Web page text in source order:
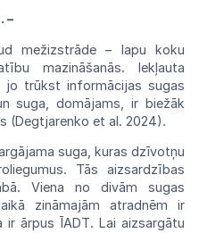
–
mežizstrāde– lapu koku
mazināšanās. Iekļauta
jo trūkst informācijassugas
suga,domājams, ir biežāk
(Degtjarenko et al. 2024).
suga, kuras dzīvotņu
Tās aizsardzības
Viena no divām sugas
zināmajām atradnēm ir
ir ārpus ĪADT. Lai aizsargātu